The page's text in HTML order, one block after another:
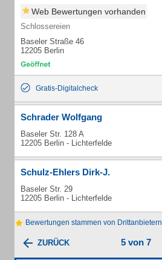
Web Bewertungen vorhanden
Schlossereien
Baseler Straße 46
12205 Berlin
Gratis-Digitalcheck
Schrader Wolfgang
Baseler Str. 128 A
12205 Berlin - Lichterfelde
Schulz-Ehlers Dirk-J.
Baseler Str. 29
12205 Berlin - Lichterfelde
Bewertungen stammen von Drittanbietern
ZURÜCK 5 von 7